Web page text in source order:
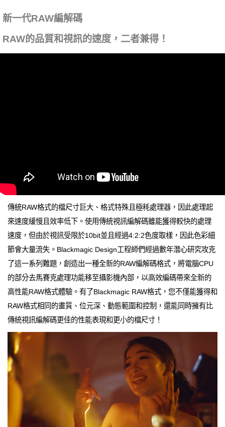
新一代RAW編解碼
RAW的品質和視訊的速度，二者兼得！
傳統RAW格式的檔尺寸巨大、格式特殊且極秏處理器，因此處理起
來速度緩慢且效率低下。使用傳統視訊編解碼雖能獲得較快的處理
速度，但由於視訊受限於10bit並且經過4:2:2色度取樣，因此色彩細
節會大量流失。Blackmagic Design工程師們經過數年潛心研究攻克
了這一系列難題，創造出一種全新的RAW編解碼格式，將電腦CPU
的部分去馬賽克處理功能移至攝影機內部，以高效編碼帶來全新的
高性能RAW格式體驗。有了Blackmagic RAW格式，您不僅能獲得和
RAW格式相同的畫質、位元深、動態範圍和控制，還能同時擁有比
傳統視訊編解碼更佳的性能表現和更小的檔尺寸！